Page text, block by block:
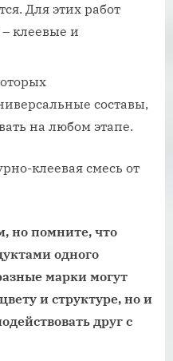
Для этих работ
клеевые и
составы,
на любом этапе.
но помните, что
одного
марки могут
и структуре, но и
друг с